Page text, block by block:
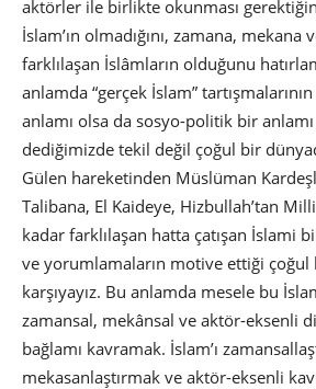
aktörler ile birlikte okunması
İslam’ın olmadığını, zamana,
farklılaşan İslâmların olduğunu
anlamda “gerçek İslam”
anlamı olsa da sosyo-politik bir
dediğimizde tekil değil çoğul bir
Gülen hareketinden Müslüman
Talibana, El Kaideye, Hizbullah’tan
kadar farklılaşan hatta çatışan İslami
ve yorumlamaların motive ettiği çoğul
karşıyayız. Bu anlamda mesele bu
zamansal, mekânsal ve aktör-eksenli
bağlamı kavramak. İslam’ı
mekasanlaştırmak ve aktör-eksenli